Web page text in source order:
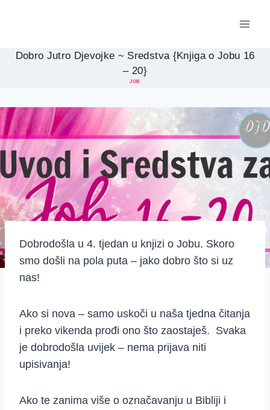
Dobro Jutro Djevojke ~ Sredstva {Knjiga o Jobu 16
– 20}
JOB
Dobrodošla u 4. tjedan u knjizi o Jobu. Skoro
smo došli na pola puta – jako dobro što si uz
nas!
Ako si nova – samo uskoči u naša tjedna čitanja
i preko vikenda prođi ono što zaostaješ. Svaka
je dobrodošla uvijek – nema prijava niti
upisivanja!
Ako te zanima više o označavanju u Bibliji i